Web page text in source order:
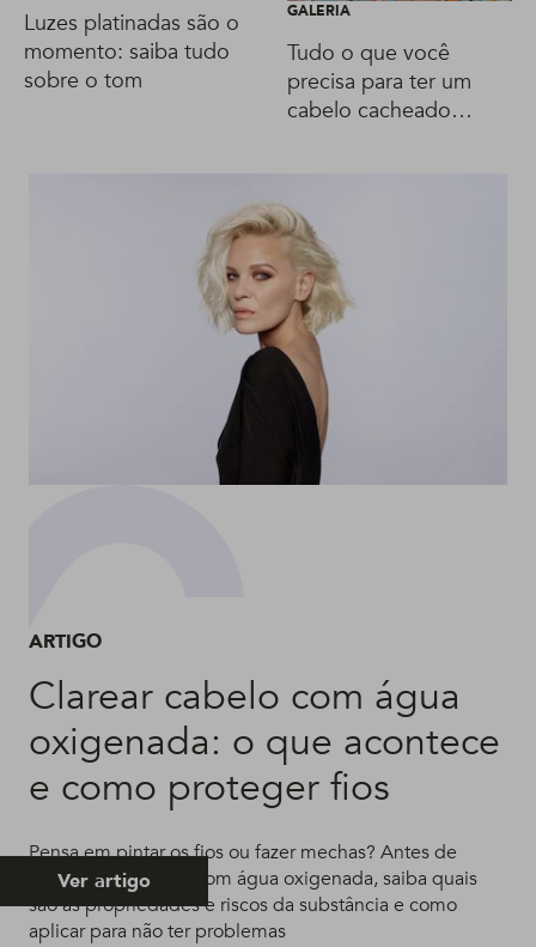
Luzes platinadas são o
momento: saiba tudo
sobre o tom
GALERIA
Tudo o que você
precisa para ter um
cabelo cacheado
ARTIGO
Clarear cabelo com água
oxigenada: o que acontece
e como proteger fios
Pensa em pintar os fios ou fazer mechas? Antes de
descolorir o cabelo com água oxigenada, saiba quais
são as propriedades e riscos da substância e como
aplicar para não ter problemas
Ver artigo